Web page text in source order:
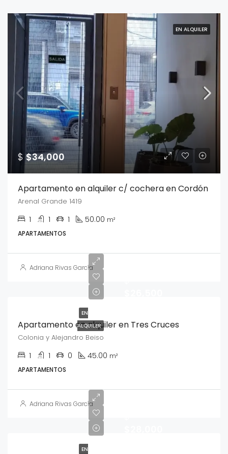
EN ALQUILER
$$34,000
Apartamento en alquiler c/ cochera en Cordón
Arenal Grande 1419
1 1 1 50.00 m²
APARTAMENTOS
Adriana Rivas García
EN
ALQUILER
Apartamento en alquiler en Tres Cruces
Colonia y Alejandro Beiso
1 1 0 45.00 m²
APARTAMENTOS
Adriana Rivas García
EN